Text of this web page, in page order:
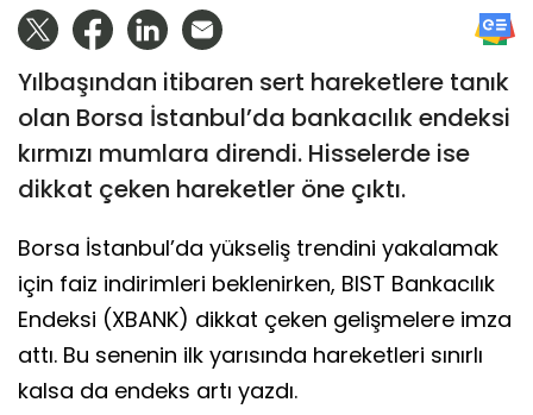
Yılbaşından itibaren sert hareketlere tanık
olan Borsa İstanbul’da bankacılık endeksi
kırmızı mumlara direndi. Hisselerde ise
dikkat çeken hareketler öne çıktı.
Borsa İstanbul’da yükseliş trendini yakalamak
için faiz indirimleri beklenirken, BIST Bankacılık
Endeksi (XBANK) dikkat çeken gelişmelere imza
attı. Bu senenin ilk yarısında hareketleri sınırlı
kalsa da endeks artı yazdı.